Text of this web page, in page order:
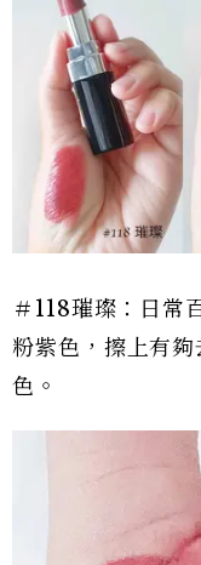
＃118璀璨：日常
粉紫色，擦上有
色。